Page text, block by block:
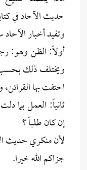
حديث الآحاد في
وتفيد أخبار
أولاً: الظن وهو:
ويختلف ذلك بحسب
احتفت بها
ثانياً: العمل بما
إن كان طلباً ؟
لأن منكري حديث
جزاكم الله خيرا.